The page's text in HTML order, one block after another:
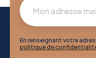
En renseignant votre
politique de